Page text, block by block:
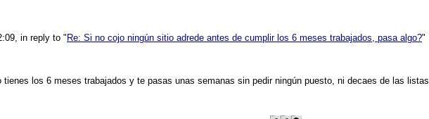
in reply to " Re: Si no cojo ningún sitio adrede antes de cumplir los 6 meses trabajados, pasa algo?"
tienes los 6 meses trabajados y te pasas unas semanas sin pedir ningún puesto, ni decaes de las